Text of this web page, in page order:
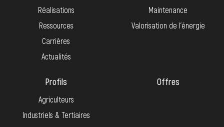
Réalisations
Ressources
Carrières
Actualités
Maintenance
Valorisation de l’énergie
Profils
Agriculteurs
Industriels & Tertiaires
Offres